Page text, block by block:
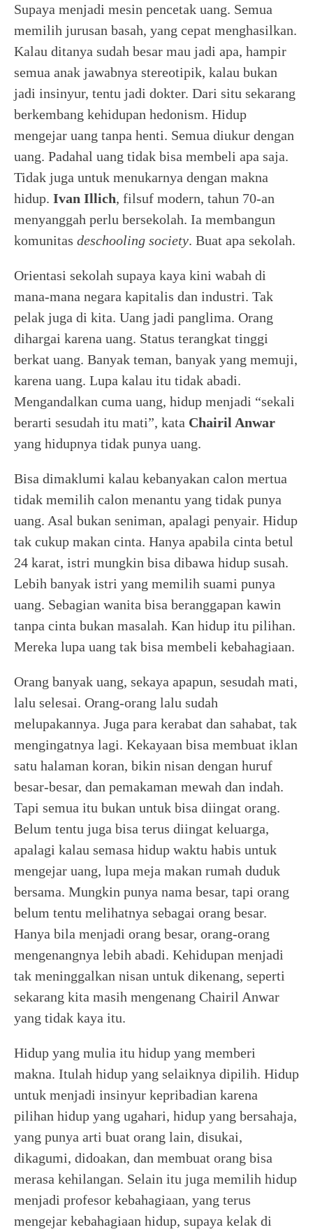
Supaya menjadi mesin pencetak uang. Semua
memilih jurusan basah, yang cepat menghasilkan.
Kalau ditanya sudah besar mau jadi apa, hampir
semua anak jawabnya stereotipik, kalau bukan
jadi insinyur, tentu jadi dokter. Dari situ sekarang
berkembang kehidupan hedonism. Hidup
mengejar uang tanpa henti. Semua diukur dengan
uang. Padahal uang tidak bisa membeli apa saja.
Tidak juga untuk menukarnya dengan makna
hidup. Ivan Illich, filsuf modern, tahun 70-an
menyanggah perlu bersekolah. Ia membangun
komunitas deschooling society. Buat apa sekolah.
Orientasi sekolah supaya kaya kini wabah di
mana-mana negara kapitalis dan industri. Tak
pelak juga di kita. Uang jadi panglima. Orang
dihargai karena uang. Status terangkat tinggi
berkat uang. Banyak teman, banyak yang memuji,
karena uang. Lupa kalau itu tidak abadi.
Mengandalkan cuma uang, hidup menjadi “sekali
berarti sesudah itu mati”, kata Chairil Anwar
yang hidupnya tidak punya uang.
Bisa dimaklumi kalau kebanyakan calon mertua
tidak memilih calon menantu yang tidak punya
uang. Asal bukan seniman, apalagi penyair. Hidup
tak cukup makan cinta. Hanya apabila cinta betul
24 karat, istri mungkin bisa dibawa hidup susah.
Lebih banyak istri yang memilih suami punya
uang. Sebagian wanita bisa beranggapan kawin
tanpa cinta bukan masalah. Kan hidup itu pilihan.
Mereka lupa uang tak bisa membeli kebahagiaan.
Orang banyak uang, sekaya apapun, sesudah mati,
lalu selesai. Orang-orang lalu sudah
melupakannya. Juga para kerabat dan sahabat, tak
mengingatnya lagi. Kekayaan bisa membuat iklan
satu halaman koran, bikin nisan dengan huruf
besar-besar, dan pemakaman mewah dan indah.
Tapi semua itu bukan untuk bisa diingat orang.
Belum tentu juga bisa terus diingat keluarga,
apalagi kalau semasa hidup waktu habis untuk
mengejar uang, lupa meja makan rumah duduk
bersama. Mungkin punya nama besar, tapi orang
belum tentu melihatnya sebagai orang besar.
Hanya bila menjadi orang besar, orang-orang
mengenangnya lebih abadi. Kehidupan menjadi
tak meninggalkan nisan untuk dikenang, seperti
sekarang kita masih mengenang Chairil Anwar
yang tidak kaya itu.
Hidup yang mulia itu hidup yang memberi
makna. Itulah hidup yang selaiknya dipilih. Hidup
untuk menjadi insinyur kepribadian karena
pilihan hidup yang ugahari, hidup yang bersahaja,
yang punya arti buat orang lain, disukai,
dikagumi, didoakan, dan membuat orang bisa
merasa kehilangan. Selain itu juga memilih hidup
menjadi profesor kebahagiaan, yang terus
mengejar kebahagiaan hidup, supaya kelak di